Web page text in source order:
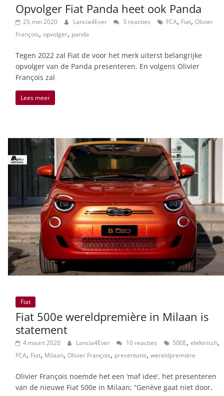
Opvolger Fiat Panda heet ook Panda
25 mei 2020 Lancia4Ever 3 reacties FCA, Fiat, Olivier
François, opvolger, panda
Tegen 2022 zal Fiat de voor het merk uiterst belangrijke
opvolger van de Panda presenteren. En volgens Olivier
François zal
Lees meer
Fiat
Fiat 500e wereldpremière in Milaan is
statement
4 maart 2020 Lancia4Ever 10 reacties 500E, elektrisch,
FCA, Fiat, Milaan, Olivier François, presentatie, wereldpremière
Olivier François noemde het een ‘maf idee’, het presenteren
van de nieuwe Fiat 500e in Milaan; “Genève gaat niet door,